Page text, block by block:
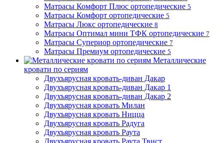
Матрасы Комфорт Плюс ортопедические 5
Матрасы Комфорт ортопедические 5
Матрасы Люкс ортопедические 8
Матрасы Оптимал мини ТФК ортопедические 7
Матрасы Супериор ортопедические 7
Матрасы Премиум ортопедические 5
Металлические
кровати по сериям
Двухъярусная кровать-диван Дакар
Двухъярусная кровать-диван Дакар 1
Двухъярусная кровать-диван Дакар 2
Двухъярусная кровать Милан
Двухъярусная кровать Ницца
Двухъярусная кровать Радуга
Двухъярусная кровать Раута
Двухъярусная кровать Раута Твист